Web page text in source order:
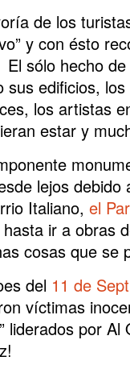
de los
y con ésto
sólo hecho
edificios,
los artistas
estar y
lejos
Italiano, el
ir a obras
cosas que se
del 11 de
víctimas
liderados por